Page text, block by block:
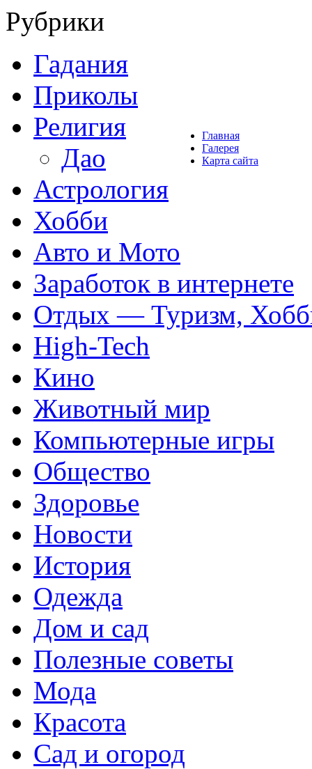
Главная
Галерея
Карта сайта
Рубрики
Гадания
Приколы
Религия
Дао
Астрология
Хобби
Авто и Мото
Заработок в интернете
Отдых — Туризм,
High-Tech
Кино
Животный мир
Компьютерные игры
Общество
Здоровье
Новости
История
Одежда
Дом и сад
Полезные советы
Мода
Красота
Сад и огород